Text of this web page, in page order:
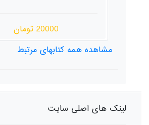
20000 تومان
مشاهده همه کتابهای مرتبط
لینک های اصلی سایت